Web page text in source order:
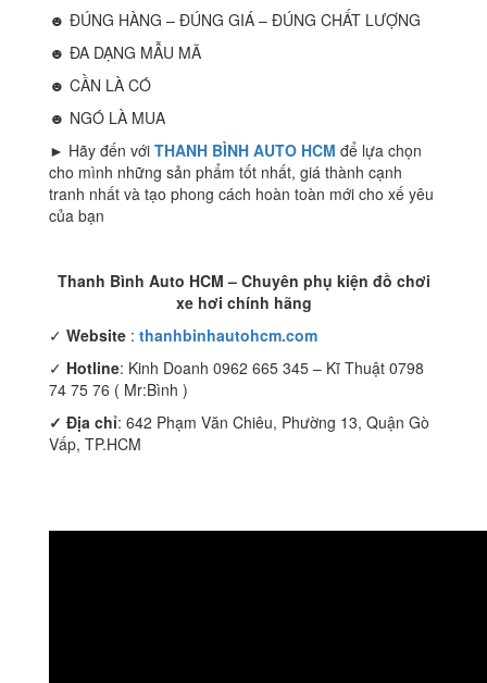
☻ ĐÚNG HÀNG – ĐÚNG GIÁ – ĐÚNG CHẤT LƯỢNG
☻ ĐA DẠNG MẪU MÃ
☻ CẦN LÀ CÓ
☻ NGÓ LÀ MUA
► Hãy đến với THANH BÌNH AUTO HCM để lựa chọn
cho mình những sản phẩm tốt nhất, giá thành cạnh
tranh nhất và tạo phong cách hoàn toàn mới cho xế yêu
của bạn
Thanh Bình Auto HCM – Chuyên phụ kiện đồ chơi
xe hơi chính hãng
✓ Website : thanhbinhautohcm.com
✓ Hotline: Kinh Doanh 0962 665 345 – Kĩ Thuật 0798
74 75 76 ( Mr:Bình )
✓ Địa chỉ: 642 Phạm Văn Chiêu, Phường 13, Quận Gò
Vấp, TP.HCM